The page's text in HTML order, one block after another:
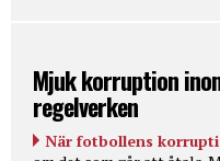
Mjuk korruption
regelverken
När fotbollens